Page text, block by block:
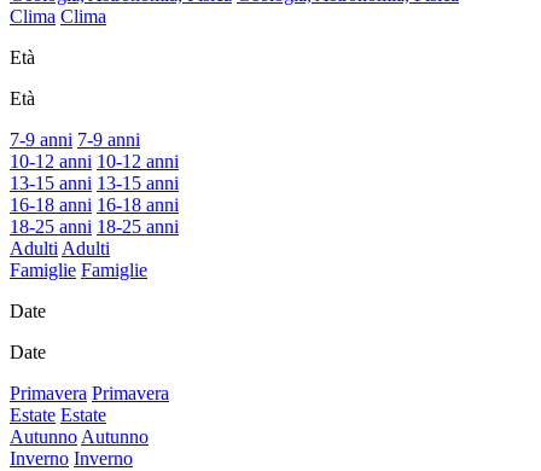
Clima Clima
Età
Età
7-9 anni 7-9 anni
10-12 anni 10-12 anni
13-15 anni 13-15 anni
16-18 anni 16-18 anni
18-25 anni 18-25 anni
AdultiAdulti
Famiglie Famiglie
Date
Date
Primavera Primavera
Estate Estate
AutunnoAutunno
Inverno Inverno